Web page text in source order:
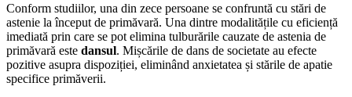
Conform studiilor, una din zece persoane se confruntă cu stări de
astenie la început de primăvară. Una dintre modalitățile cu eficiență
imediată prin care se pot elimina tulburările cauzate de astenia de
primăvară este dansul. Mișcările de dans de societate au efecte
pozitive asupra dispoziției, eliminând anxietatea și stările de apatie
specifice primăverii.